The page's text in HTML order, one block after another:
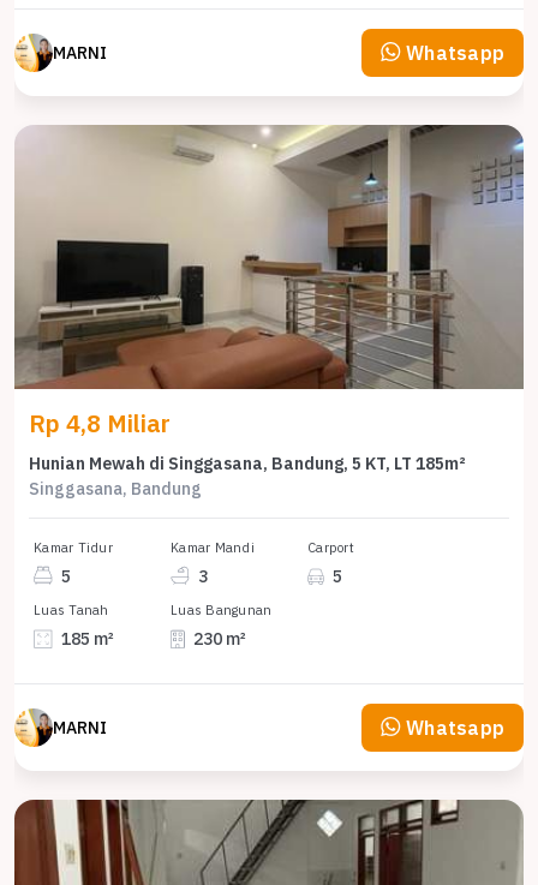
MARNI Whatsapp
Rp 4,8 Miliar
Hunian Mewah di Singgasana, Bandung, 5 KT, LT 185m²
Singgasana, Bandung
Kamar Tidur
5
Kamar Mandi
3
Carport
5
Luas Tanah
185 m²
Luas Bangunan
230 m²
MARNI Whatsapp